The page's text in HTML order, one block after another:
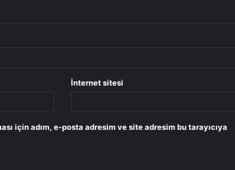
İnternet sitesi
için adım, e-posta adresim ve site adresim bu tarayıcıya